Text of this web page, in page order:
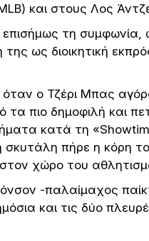
και στους Λος
επισήμως τη
της ως διοικητική
ο Τζέρι Μπας
τα πιο δημοφιλή και
κατά τη
πήρε η κόρη
στον χώρο του
-παλαίμαχος
και τις δύο